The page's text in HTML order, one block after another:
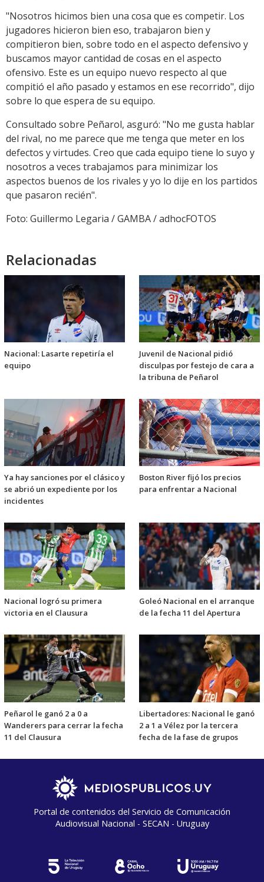
"Nosotros hicimos bien una cosa que es competir. Los
jugadores hicieron bien eso, trabajaron bien y
compitieron bien, sobre todo en el aspecto defensivo y
buscamos mayor cantidad de cosas en el aspecto
ofensivo. Este es un equipo nuevo respecto al que
compitió el año pasado y estamos en ese recorrido", dijo
sobre lo que espera de su equipo.
Consultado sobre Peñarol, asguró: "No me gusta hablar
del rival, no me parece que me tenga que meter en los
defectos y virtudes. Creo que cada equipo tiene lo suyo y
nosotros a veces trabajamos para minimizar los
aspectos buenos de los rivales y yo lo dije en los partidos
que pasaron recién".
Foto: Guillermo Legaria / GAMBA / adhocFOTOS
Relacionadas
Nacional: Lasarte repetiría el
equipo
Juvenil de Nacional pidió
disculpas por festejo de cara a
la tribuna de Peñarol
Ya hay sanciones por el clásico y
se abrió un expediente por los
incidentes
Boston River fijó los precios
para enfrentar a Nacional
Nacional logró su primera
victoria en el Clausura
Goleó Nacional en el arranque
de la fecha 11 del Apertura
Peñarol le ganó 2 a 0 a
Wanderers para cerrar la fecha
11 del Clausura
Libertadores: Nacional le ganó
2 a 1 a Vélez por la tercera
fecha de la fase de grupos
Portal de contenidos del Servicio de Comunicación
Audiovisual Nacional - SECAN - Uruguay